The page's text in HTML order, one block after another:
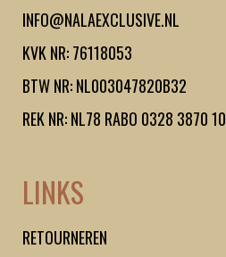
INFO@NALAEXCLUSIVE.NL
KVK NR: 76118053
BTW NR: NL003047820B32
REK NR: NL78 RABO 0328 3870 10
LINKS
RETOURNEREN